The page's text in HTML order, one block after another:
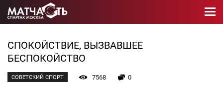
СПОКОЙСТВИЕ, ВЫЗВАВШЕЕ
БЕСПОКОЙСТВО
СОВЕТСКИЙ СПОРТ 7568
0